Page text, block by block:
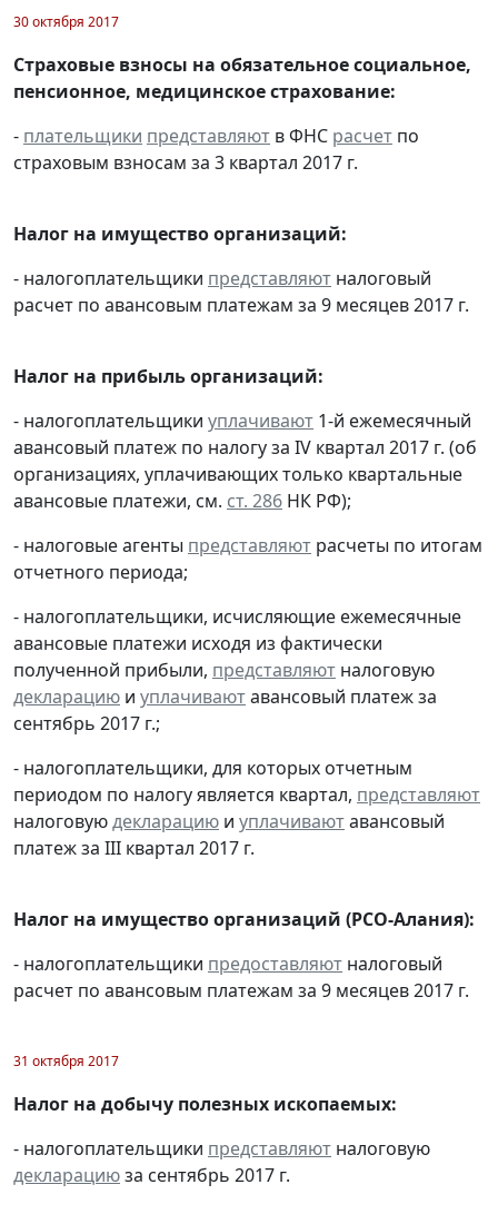
30 октября 2017
Страховые взносы на обязательное социальное,
пенсионное, медицинское страхование:
- плательщики представляют в ФНС расчет по
страховым взносам за 3 квартал 2017 г.
Налог на имущество организаций:
- налогоплательщики представляют налоговый
расчет по авансовым платежам за 9 месяцев 2017 г.
Налог на прибыль организаций:
- налогоплательщики уплачивают 1-й ежемесячный
авансовый платеж по налогу за IV квартал 2017 г. (об
организациях, уплачивающих только квартальные
авансовые платежи, см. ст. 286 НК РФ);
- налоговые агенты представляют расчеты по итогам
отчетного периода;
- налогоплательщики, исчисляющие ежемесячные
авансовые платежи исходя из фактически
полученной прибыли, представляют налоговую
декларацию и уплачиваютавансовый платеж за
сентябрь 2017 г.;
- налогоплательщики, для которых отчетным
периодом по налогу является квартал, представляют
налоговуюдекларацию и уплачиваютавансовый
платеж за III квартал 2017 г.
Налог на имущество организаций (РСО-Алания):
- налогоплательщики предоставляют налоговый
расчет по авансовым платежам за 9 месяцев 2017 г.
31 октября 2017
Налог на добычу полезных ископаемых:
- налогоплательщики представляют налоговую
декларациюза сентябрь 2017 г.